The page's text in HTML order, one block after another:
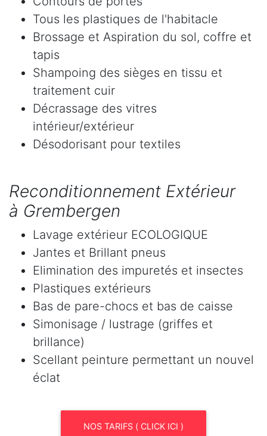
Tous les plastiques de l'habitacle
Brossage et Aspiration du sol, coffre et
tapis
Shampoing des sièges en tissu et
traitement cuir
Décrassage des vitres
intérieur/extérieur
Désodorisant pour textiles
Reconditionnement Extérieur
à Grembergen
Lavage extérieur ECOLOGIQUE
Jantes et Brillant pneus
Elimination des impuretés et insectes
Plastiques extérieurs
Bas de pare-chocs et bas de caisse
Simonisage / lustrage (griffes et
brillance)
Scellant peinture permettant un nouvel
éclat
NOS TARIFS ( CLICK ICI )